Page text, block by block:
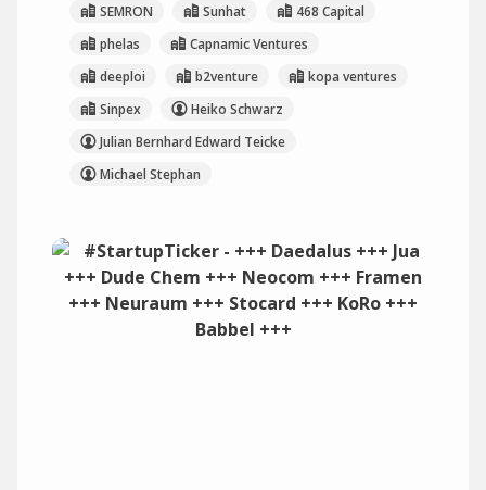
SEMRON Sunhat
468 Capital
phelas
Capnamic Ventures
deeploi
b2venture
kopa ventures
Sinpex
Heiko Schwarz
Julian Bernhard Edward Teicke
Michael Stephan